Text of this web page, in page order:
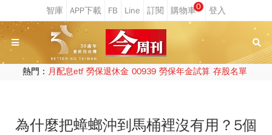
0
熱門： 月配息etf 勞保退休金 00939 勞保年金試算 存股名單
為什麼把蟑螂沖到馬桶裡沒有用？5個